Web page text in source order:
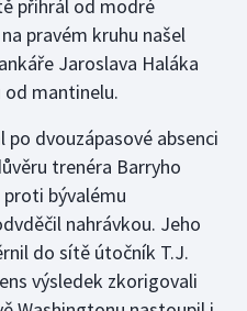
přihrál od modré
pravém kruhu našel
Jaroslava Haláka
mantinelu.
dvouzápasové absenci
trenéra Barryho
bývalému
nahrávkou. Jeho
do sítě útočník T.J.
výsledek zkorigovali